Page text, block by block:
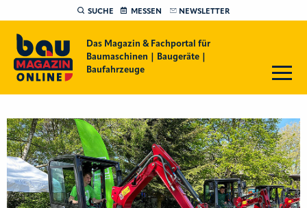
SUCHE MESSEN NEWSLETTER
Das Magazin & Fachportal für
Baumaschinen | Baugeräte |
Baufahrzeuge